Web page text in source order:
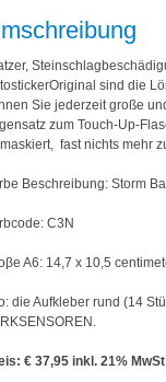
sind die
Sie jederzeit große
zum Touch-Up-
fast nichts mehr
Beschreibung: Storm
C3N
A6: 14,7 x 10,5
die Aufkleber rund (14
€ 37,95 inkl. 21%